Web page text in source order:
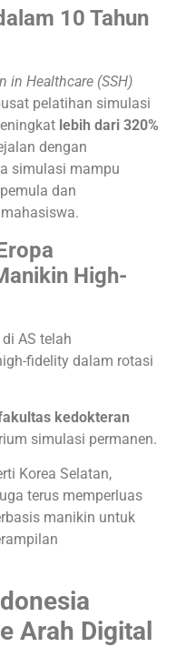
10 Tahun
in Healthcare (SSH)
pelatihan simulasi
lebih dari 320%
dengan
simulasi mampu
dan
High-
AS telah
fidelity dalam rotasi
kedokteran
simulasi permanen.
Korea Selatan,
terus memperluas
manikin untuk
Arah Digital